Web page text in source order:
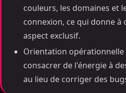
couleurs, les domaines et
connexion, ce qui donne à
aspect exclusif.
Orientation
consacrer de l'énergie à
au lieu de corriger des